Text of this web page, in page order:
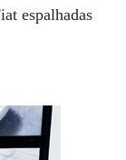
espalhadas